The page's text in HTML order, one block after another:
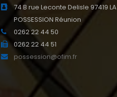
74 B rue Leconte Delisle 97419 LA
POSSESSION Réunion
0262 22 44 50
0262 22 44 51
possession@ofim.fr